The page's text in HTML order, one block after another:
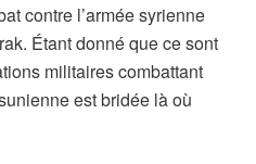
contre l’armée syrienne
Étant donné que ce sont
militaires combattant
est bridée là où